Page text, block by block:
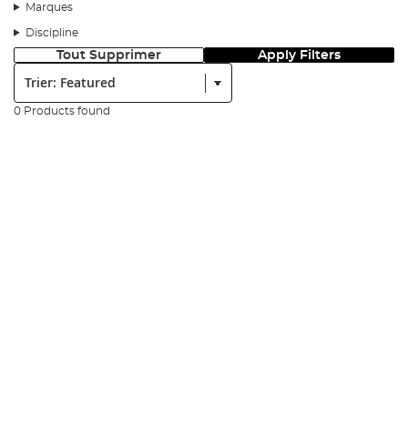
Marques
Discipline
Tout Supprimer Apply Filters
0 Products found